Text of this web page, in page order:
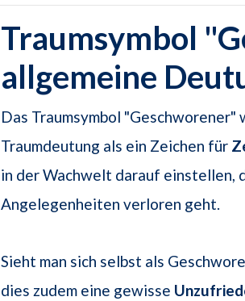
Traumsymbol
allgemeine
Das Traumsymbol
Traumdeutung als ein Zeichen für
in der Wachwelt darauf einstellen,
Angelegenheiten verloren geht.
Sieht man sich selbst als
dies zudem eine gewisse